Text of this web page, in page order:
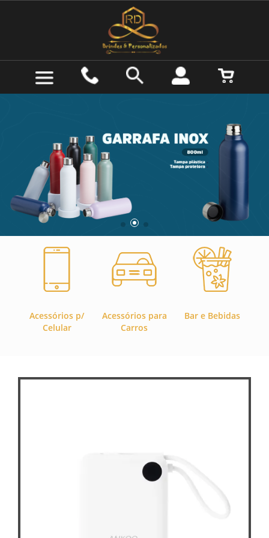
Acessórios p/
Celular
Acessórios para
Carros
Bar e Bebidas